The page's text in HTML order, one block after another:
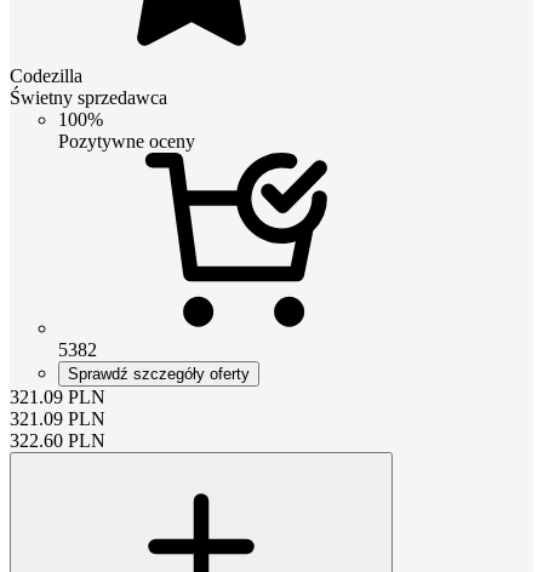
Codezilla
Świetny sprzedawca
100%
Pozytywne oceny
5382
Sprawdź szczegóły oferty
321.09 PLN
321.09 PLN
322.60 PLN